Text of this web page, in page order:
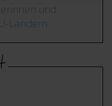
und
Ländern.